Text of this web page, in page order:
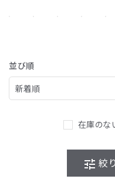
並び順
在庫のな
tune 絞